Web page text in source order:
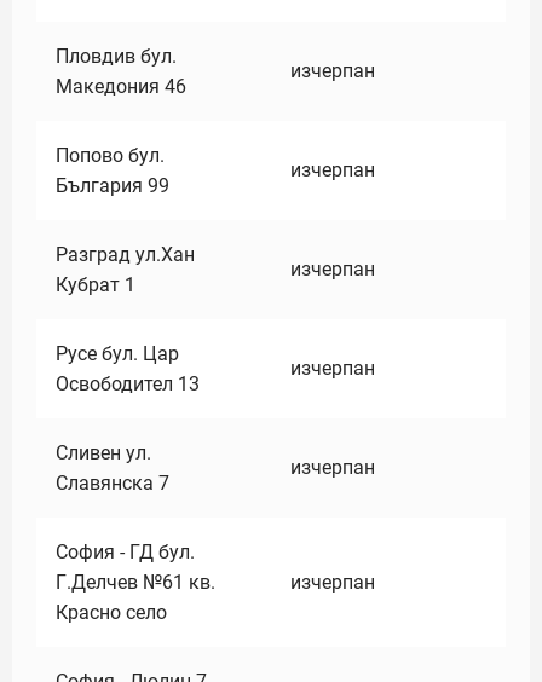
Пловдив бул.
Македония 46
изчерпан
Попово бул.
България 99
изчерпан
Разград ул.Хан
Кубрат 1
изчерпан
Русе бул. Цар
Освободител 13
изчерпан
Сливен ул.
Славянска 7
изчерпан
София - ГД бул.
Г.Делчев №61 кв.
Красно село
изчерпан